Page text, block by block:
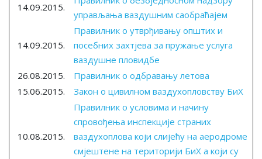
14.09.2015.
управљања ваздушним саобраћајем
14.09.2015.
Правилник о утврђивању општих и
посебних захтјева за пружање услуга
ваздушне пловидбе
26.08.2015.
Правилник о одбравању летова
15.06.2015.
Закон о цивилном ваздухопловству БиХ
10.08.2015.
Правилник о условима и начину
спровођења инспекције страних
ваздухоплова који слијећу на аеродроме
смјештене на територији БиХ а који су